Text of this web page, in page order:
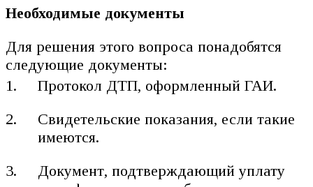
Необходимые документы
Для решения этого вопроса понадобятся
следующие документы:
Протокол ДТП, оформленный ГАИ.
Свидетельские показания, если такие
имеются.
Документ, подтверждающий уплату